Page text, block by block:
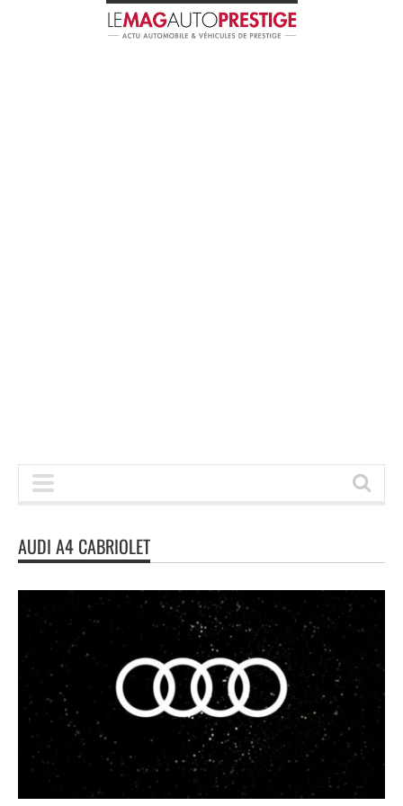
AUDI A4 CABRIOLET